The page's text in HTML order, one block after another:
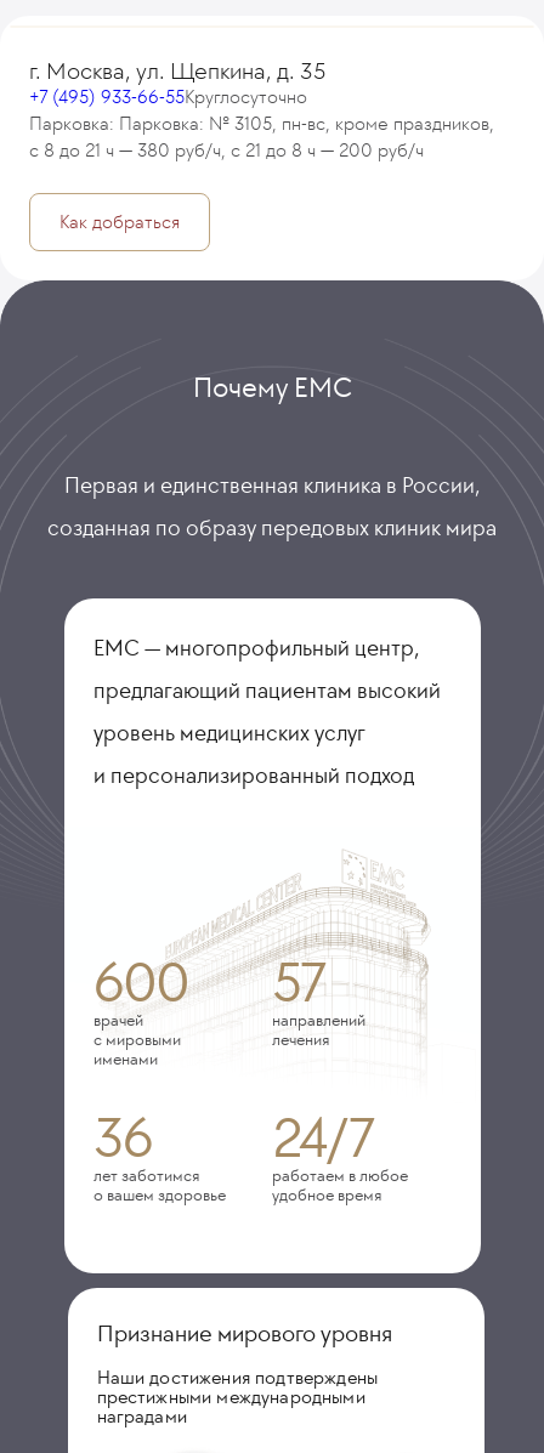
г. Москва, ул. Щепкина, д. 35
+7 (495) 933-66-55Круглосуточно
Парковка: Парковка: № 3105, пн-вс, кроме праздников,
с 8 до 21 ч — 380 руб/ч, с 21 до 8 ч — 200 руб/ч
Как добраться
Почему ЕМС
Первая и единственная клиника в России,
созданная по образу передовых клиник мира
ЕМС — многопрофильный центр,
предлагающий пациентам высокий
уровень медицинских услуг
и персонализированный подход
600
врачей
с мировыми
именами
57
направлений
лечения
36
лет заботимся
о вашем здоровье
24/7
работаем в любое
удобное время
Признание мирового уровня
Наши достижения подтверждены
престижными международными
наградами